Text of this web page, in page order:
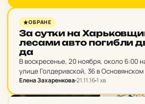
НОВИНИ ХАРКОВА
ОБРАНЕ
За сутки на
ле­са­ми авто по­гиб­ли
да
В воскресенье, 20 ноября, около 6:00
улице Голдеривской, 36 в
водитель авто смертельно
Елена Захаренкова21.11.161 хв